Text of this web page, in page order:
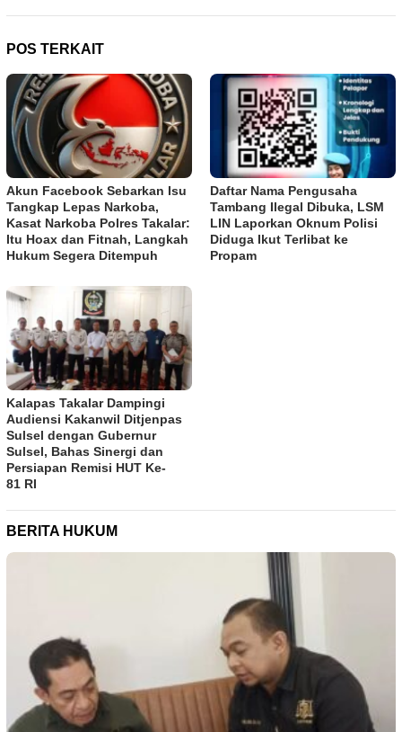
POS TERKAIT
Akun Facebook Sebarkan Isu
Tangkap Lepas Narkoba,
Kasat Narkoba Polres Takalar:
Itu Hoax dan Fitnah, Langkah
Hukum Segera Ditempuh
Daftar Nama Pengusaha
Tambang Ilegal Dibuka, LSM
LIN Laporkan Oknum Polisi
Diduga Ikut Terlibat ke
Propam
Kalapas Takalar Dampingi
Audiensi Kakanwil Ditjenpas
Sulsel dengan Gubernur
Sulsel, Bahas Sinergi dan
Persiapan Remisi HUT Ke-
81 RI
BERITA HUKUM